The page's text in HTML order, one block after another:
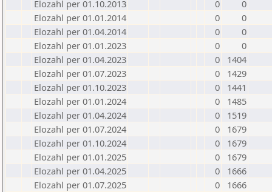
Elozahl per 01.10.2013
0
0
Elozahl per 01.01.2014
0
0
Elozahl per 01.04.2014
0
0
Elozahl per 01.01.2023
0
0
Elozahl per 01.04.2023
0
1404
Elozahl per 01.07.2023
0
1429
Elozahl per 01.10.2023
0
1441
Elozahl per 01.01.2024
0
1485
Elozahl per 01.04.2024
0
1519
Elozahl per 01.07.2024
0
1679
Elozahl per 01.10.2024
0
1679
Elozahl per 01.01.2025
0
1679
Elozahl per 01.04.2025
0
1666
Elozahl per 01.07.2025
0
1666